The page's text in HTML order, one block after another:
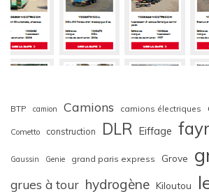
BTP camion Camions camions électriques
Cometto construction DLR Eiffage
Gaussin Genie grand paris express Grove
grues à tour hydrogène Kiloutou